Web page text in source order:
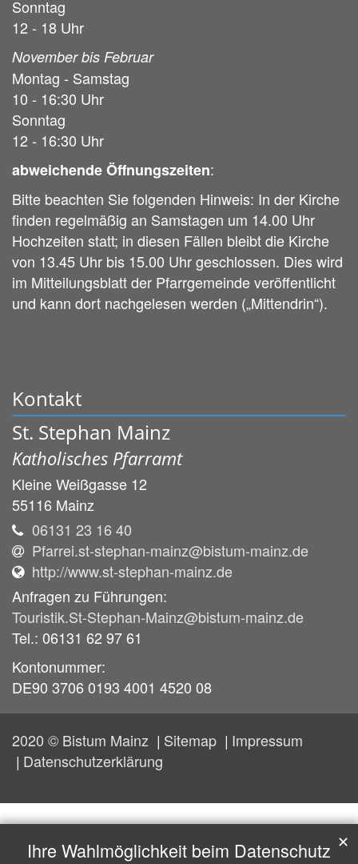
Sonntag
12 - 18 Uhr
November bis Februar
Montag - Samstag
10 - 16:30 Uhr
Sonntag
12 - 16:30 Uhr
abweichende Öffnungszeiten:
Bitte beachten Sie folgenden Hinweis: In der Kirche
finden regelmäßig an Samstagen um 14.00 Uhr
Hochzeiten statt; in diesen Fällen bleibt die Kirche
von 13.45 Uhr bis 15.00 Uhr geschlossen. Dies wird
im Mitteilungsblatt der Pfarrgemeinde veröffentlicht
und kann dort nachgelesen werden („Mittendrin“).
Kontakt
St. Stephan Mainz
Katholisches Pfarramt
Kleine Weißgasse 12
55116 Mainz
06131 23 16 40
Pfarrei.st-stephan-mainz@bistum-mainz.de
http://www.st-stephan-mainz.de
Anfragen zu Führungen:
Touristik.St-Stephan-Mainz@bistum-mainz.de
Tel.: 06131 62 97 61
Kontonummer:
DE90 3706 0193 4001 4520 08
2020 © Bistum Mainz Sitemap
Impressum
Datenschutzerklärung
Ihre Wahlmöglichkeit beim Datenschutz ✕